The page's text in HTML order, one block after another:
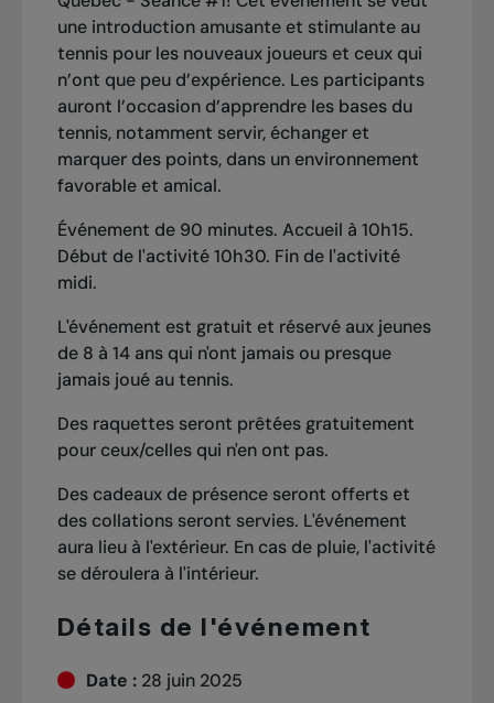
une introduction amusante et stimulante au
tennis pour les nouveaux joueurs et ceux qui
n’ont que peu d’expérience. Les participants
auront l’occasion d’apprendre les bases du
tennis, notamment servir, échanger et
marquer des points, dans un environnement
favorable et amical.
Événement de 90 minutes. Accueil à 10h15.
Début de l'activité 10h30. Fin de l'activité
midi.
L'événement est gratuit et réservé aux jeunes
de 8 à 14 ans qui n'ont jamais ou presque
jamais joué au tennis.
Des raquettes seront prêtées gratuitement
pour ceux/celles qui n'en ont pas.
Des cadeaux de présence seront offerts et
des collations seront servies. L'événement
aura lieu à l'extérieur. En cas de pluie, l'activité
se déroulera à l'intérieur.
Détails de l'événement
Date :28 juin 2025